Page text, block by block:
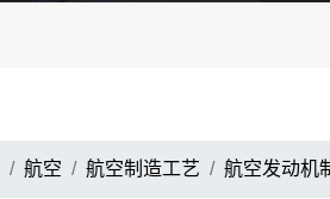
航空 航空制造工艺 航空发动机